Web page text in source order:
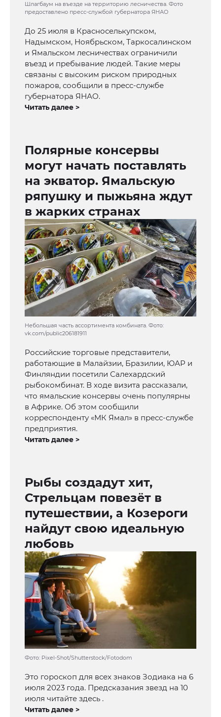
Шлагбаум на въезде на территорию лесничества. Фото
предоставлено пресс-службой губернатора ЯНАО
До 25 июля в Красноселькупском,
Надымском, Ноябрьском, Таркосалинском
и Ямальском лесничествах ограничили
въезд и пребывание людей. Такие меры
связаны с высоким риском природных
пожаров, сообщили в пресс-службе
губернатора ЯНАО.
Читать далее >
Полярные консервы
могут начать поставлять
на экватор. Ямальскую
ряпушку и пыжьяна ждут
в жарких странах
Небольшая часть ассортимента комбината. Фото:
vk.com/public206181911
Российские торговые представители,
работающие в Малайзии, Бразилии, ЮАР и
Финляндии посетили Салехардский
рыбокомбинат. В ходе визита рассказали,
что ямальские консервы очень популярны
в Африке. Об этом сообщили
корреспонденту «МК Ямал» в пресс-службе
предприятия.
Читать далее >
Рыбы создадут хит,
Стрельцам повезёт в
путешествии, а Козероги
найдут свою идеальную
любовь
Фото: Pixel-Shot/Shutterstock/Fotodom
Это гороскоп для всех знаков Зодиака на 6
июля 2023 года. Предсказания звезд на 10
июля читайте здесь .
Читать далее >